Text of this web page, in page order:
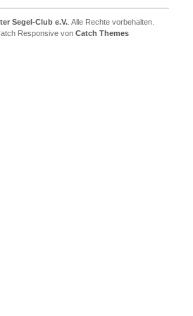
Segel-Club e.V.. Alle Rechte vorbehalten.
Responsive von Catch Themes